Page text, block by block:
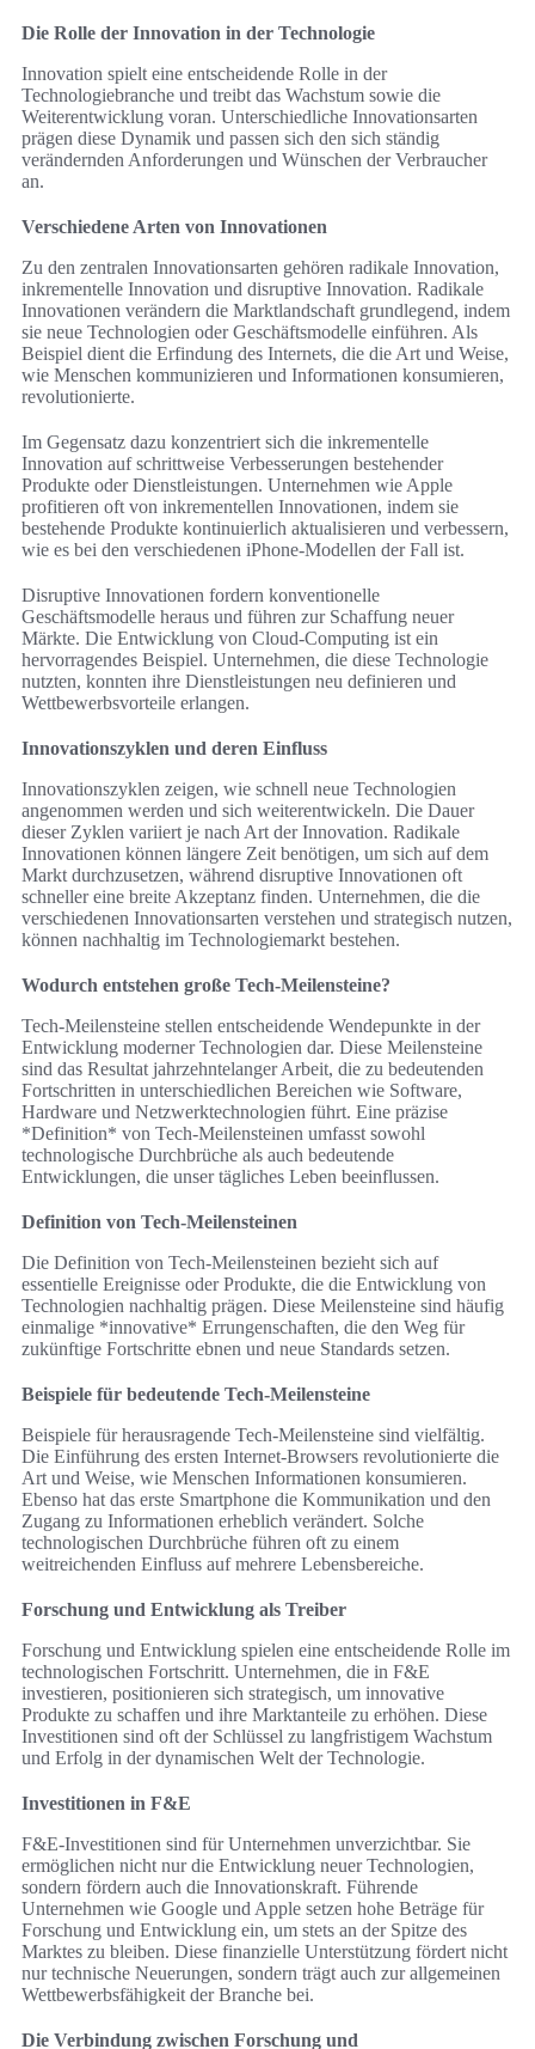
Die Rolle der Innovation in der Technologie
Innovation spielt eine entscheidende Rolle in der
Technologiebranche und treibt das Wachstum sowie die
Weiterentwicklung voran. Unterschiedliche Innovationsarten
prägen diese Dynamik und passen sich den sich ständig
verändernden Anforderungen und Wünschen der Verbraucher
an.
Verschiedene Arten von Innovationen
Zu den zentralen Innovationsarten gehören radikale Innovation,
inkrementelle Innovation und disruptive Innovation. Radikale
Innovationen verändern die Marktlandschaft grundlegend, indem
sie neue Technologien oder Geschäftsmodelle einführen. Als
Beispiel dient die Erfindung des Internets, die die Art und Weise,
wie Menschen kommunizieren und Informationen konsumieren,
revolutionierte.
Im Gegensatz dazu konzentriert sich die inkrementelle
Innovation auf schrittweise Verbesserungen bestehender
Produkte oder Dienstleistungen. Unternehmen wie Apple
profitieren oft von inkrementellen Innovationen, indem sie
bestehende Produkte kontinuierlich aktualisieren und verbessern,
wie es bei den verschiedenen iPhone-Modellen der Fall ist.
Disruptive Innovationen fordern konventionelle
Geschäftsmodelle heraus und führen zur Schaffung neuer
Märkte. Die Entwicklung von Cloud-Computing ist ein
hervorragendes Beispiel. Unternehmen, die diese Technologie
nutzten, konnten ihre Dienstleistungen neu definieren und
Wettbewerbsvorteile erlangen.
Innovationszyklen und deren Einfluss
Innovationszyklen zeigen, wie schnell neue Technologien
angenommen werden und sich weiterentwickeln. Die Dauer
dieser Zyklen variiert je nach Art der Innovation. Radikale
Innovationen können längere Zeit benötigen, um sich auf dem
Markt durchzusetzen, während disruptive Innovationen oft
schneller eine breite Akzeptanz finden. Unternehmen, die die
verschiedenen Innovationsarten verstehen und strategisch nutzen,
können nachhaltig im Technologiemarkt bestehen.
Wodurch entstehen große Tech-Meilensteine?
Tech-Meilensteine stellen entscheidende Wendepunkte in der
Entwicklung moderner Technologien dar. Diese Meilensteine
sind das Resultat jahrzehntelanger Arbeit, die zu bedeutenden
Fortschritten in unterschiedlichen Bereichen wie Software,
Hardware und Netzwerktechnologien führt. Eine präzise
*Definition* von Tech-Meilensteinen umfasst sowohl
technologische Durchbrüche als auch bedeutende
Entwicklungen, die unser tägliches Leben beeinflussen.
Definition von Tech-Meilensteinen
Die Definition von Tech-Meilensteinen bezieht sich auf
essentielle Ereignisse oder Produkte, die die Entwicklung von
Technologien nachhaltig prägen. Diese Meilensteine sind häufig
einmalige *innovative* Errungenschaften, die den Weg für
zukünftige Fortschritte ebnen und neue Standards setzen.
Beispiele für bedeutende Tech-Meilensteine
Beispiele für herausragende Tech-Meilensteine sind vielfältig.
Die Einführung des ersten Internet-Browsers revolutionierte die
Art und Weise, wie Menschen Informationen konsumieren.
Ebenso hat das erste Smartphone die Kommunikation und den
Zugang zu Informationen erheblich verändert. Solche
technologischen Durchbrüche führen oft zu einem
weitreichenden Einfluss auf mehrere Lebensbereiche.
Forschung und Entwicklung als Treiber
Forschung und Entwicklung spielen eine entscheidende Rolle im
technologischen Fortschritt. Unternehmen, die in F&E
investieren, positionieren sich strategisch, um innovative
Produkte zu schaffen und ihre Marktanteile zu erhöhen. Diese
Investitionen sind oft der Schlüssel zu langfristigem Wachstum
und Erfolg in der dynamischen Welt der Technologie.
Investitionen in F&E
F&E-Investitionen sind für Unternehmen unverzichtbar. Sie
ermöglichen nicht nur die Entwicklung neuer Technologien,
sondern fördern auch die Innovationskraft. Führende
Unternehmen wie Google und Apple setzen hohe Beträge für
Forschung und Entwicklung ein, um stets an der Spitze des
Marktes zu bleiben. Diese finanzielle Unterstützung fördert nicht
nur technische Neuerungen, sondern trägt auch zur allgemeinen
Wettbewerbsfähigkeit der Branche bei.
Die Verbindung zwischen Forschung und